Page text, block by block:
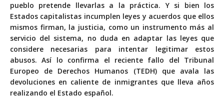
pueblo pretende llevarlas a la práctica. Y si bien los
Estados capitalistas incumplen leyes y acuerdos que ellos
mismos firman, la justicia, como un instrumento más al
servicio del sistema, no duda en adaptar las leyes que
considere necesarias para intentar legitimar estos
abusos. Así lo confirma el reciente fallo del Tribunal
Europeo de Derechos Humanos (TEDH)que avala las
devoluciones en caliente de inmigrantes que lleva años
realizando el Estado español.